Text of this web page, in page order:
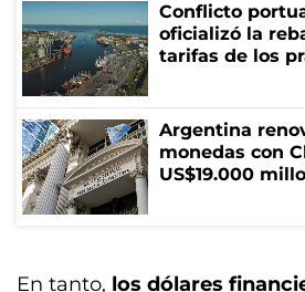
Conflicto
oficializó la
tarifas de los
Argentina
monedas con
US$19.000
En tanto, los dólares